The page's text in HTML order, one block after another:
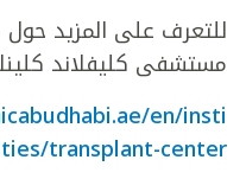
للتعرف على المزيد حول
مستشفى كليفلاند
en/insti
transplant-center